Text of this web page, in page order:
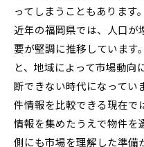
ってしまうこともあります。
近年の福岡県では、人口が
要が堅調に推移しています
と、地域によって市場動向
断できない時代になってい
件情報を比較できる現在で
情報を集めたうえで物件を
側にも市場を理解した準備